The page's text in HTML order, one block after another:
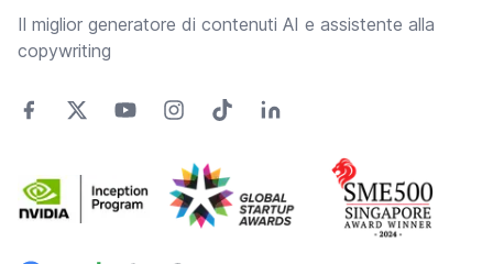
Il miglior generatore di contenuti AI e assistente alla
copywriting